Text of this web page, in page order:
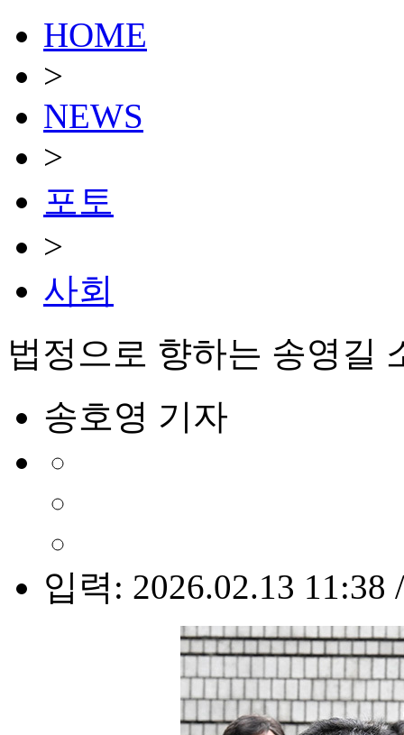
HOME
>
NEWS
>
포토
>
사회
법정으로 향하는 송영길
송호영 기자
입력: 2026.02.13 11:38